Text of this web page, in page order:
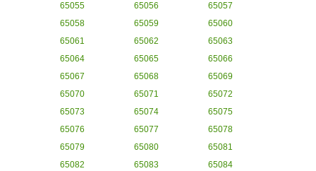
65055
65056
65057
65058
65059
65060
65061
65062
65063
65064
65065
65066
65067
65068
65069
65070
65071
65072
65073
65074
65075
65076
65077
65078
65079
65080
65081
65082
65083
65084